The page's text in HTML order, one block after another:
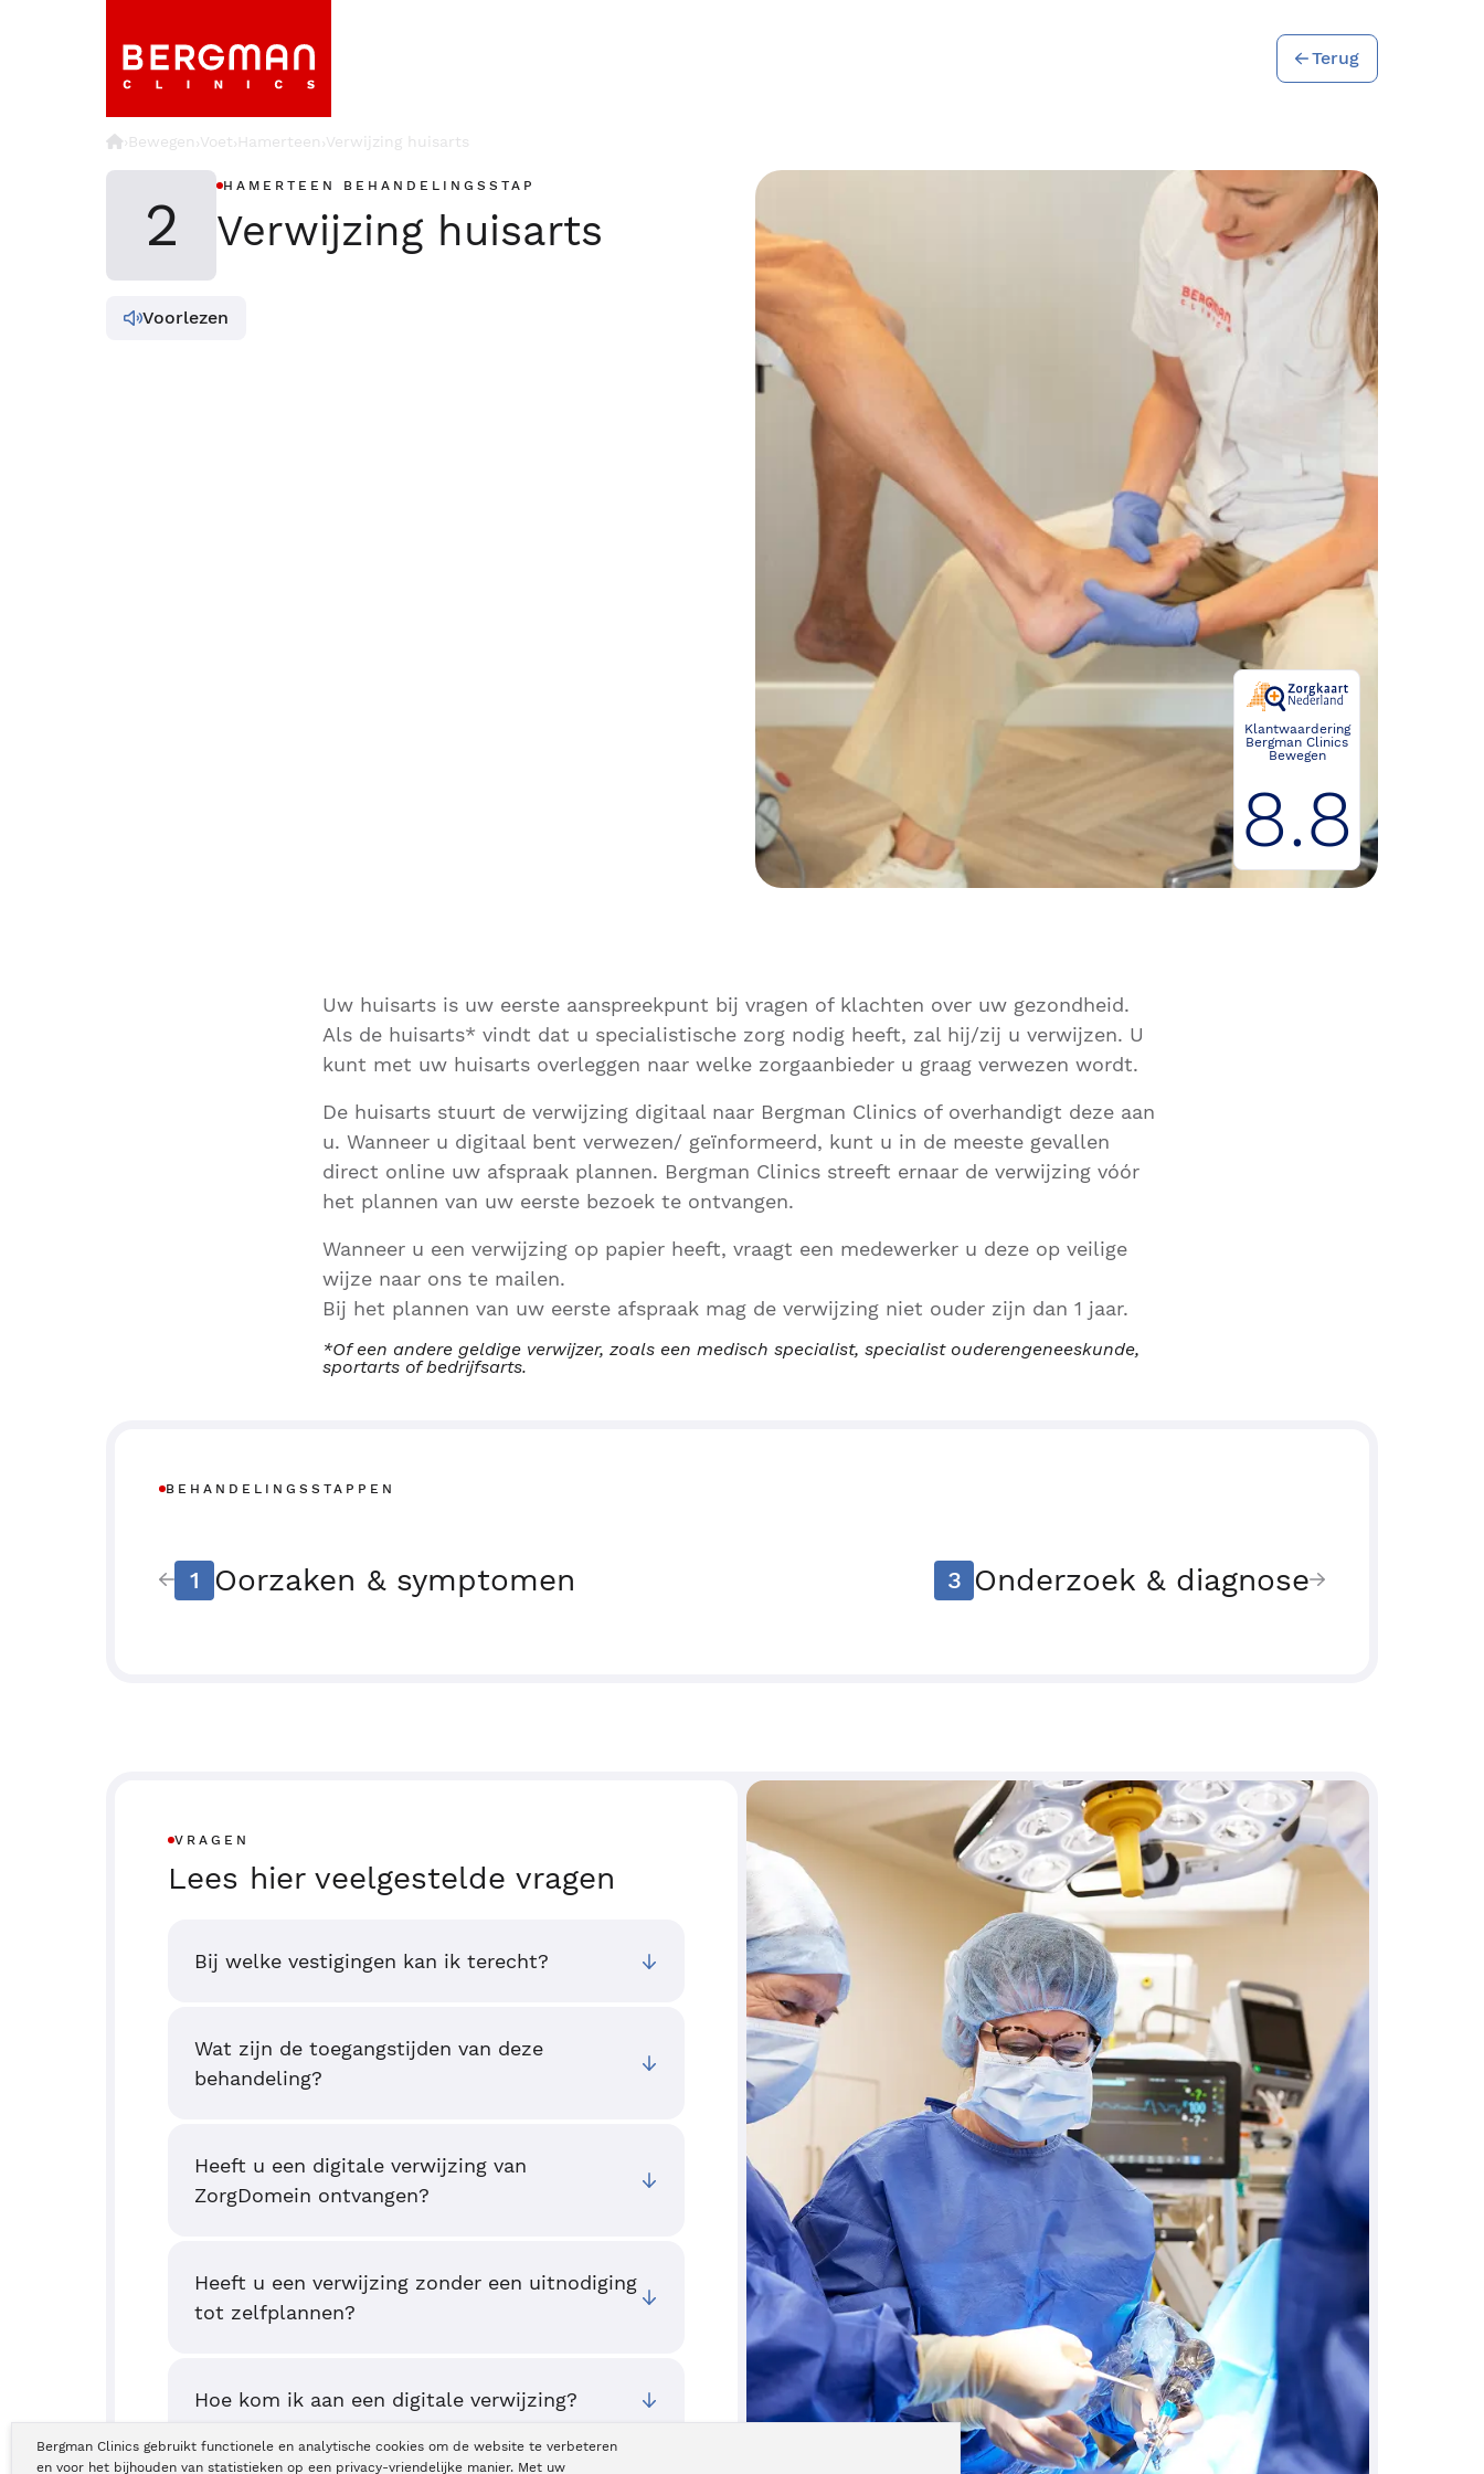
Bergman Clinics gebruikt functionele en analytische cookies om de website te verbeteren
en voor het bijhouden van statistieken op een privacy-vriendelijke manier. Met uw
Terug
›Bewegen›Voet›Hamerteen›Verwijzing huisarts
2
HAMERTEEN BEHANDELINGSSTAP
Verwijzing huisarts
Voorlezen
Klantwaardering
Bergman Clinics
Bewegen
8.8
Uw huisarts is uw eerste aanspreekpunt bij vragen of klachten over uw gezondheid.
Als de huisarts* vindt dat u specialistische zorg nodig heeft, zal hij/zij u verwijzen. U
kunt met uw huisarts overleggen naar welke zorgaanbieder u graag verwezen wordt.
De huisarts stuurt de verwijzing digitaal naar Bergman Clinics of overhandigt deze aan
u. Wanneer u digitaal bent verwezen/ geïnformeerd, kunt u in de meeste gevallen
direct online uw afspraak plannen. Bergman Clinics streeft ernaar de verwijzing vóór
het plannen van uw eerste bezoek te ontvangen.
Wanneer u een verwijzing op papier heeft, vraagt een medewerker u deze op veilige
wijze naar ons te mailen.
Bij het plannen van uw eerste afspraak mag de verwijzing niet ouder zijn dan 1 jaar.
*Of een andere geldige verwijzer, zoals een medisch specialist, specialist ouderengeneeskunde,
sportarts of bedrijfsarts.
BEHANDELINGSSTAPPEN
1 Oorzaken & symptomen 3 Onderzoek & diagnose
VRAGEN
Lees hier veelgestelde vragen
Bij welke vestigingen kan ik terecht?
Wat zijn de toegangstijden van deze
behandeling?
Heeft u een digitale verwijzing van
ZorgDomein ontvangen?
Heeft u een verwijzing zonder een uitnodiging
tot zelfplannen?
Hoe kom ik aan een digitale verwijzing?